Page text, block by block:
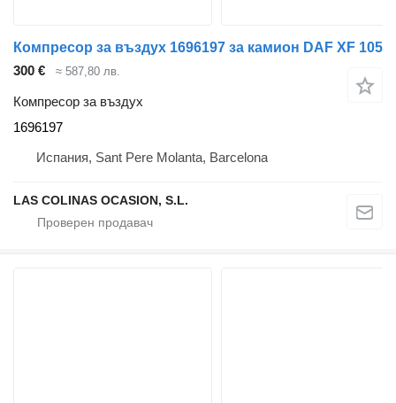
Компресор за въздух 1696197 за камион DAF XF 105
300 €
≈ 587,80 лв.
Компресор за въздух
1696197
Испания, Sant Pere Molanta, Barcelona
LAS COLINAS OCASION, S.L.